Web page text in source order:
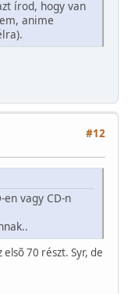
írod, hogy van
anime
#12
en vagy CD-n
elsõ 70 részt. Syr, de